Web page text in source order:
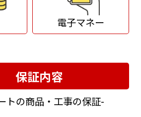
電子マネー
保証内容
トの商品・工事の保証